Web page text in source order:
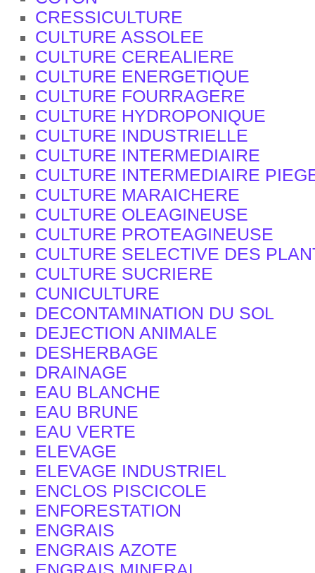
CRESSICULTURE
CULTURE ASSOLEE
CULTURE CEREALIERE
CULTURE ENERGETIQUE
CULTURE FOURRAGERE
CULTURE HYDROPONIQUE
CULTURE INDUSTRIELLE
CULTURE INTERMEDIAIRE
CULTURE INTERMEDIAIRE
CULTURE MARAICHERE
CULTURE OLEAGINEUSE
CULTURE PROTEAGINEUSE
CULTURE SELECTIVE DES
CULTURE SUCRIERE
CUNICULTURE
DECONTAMINATION DU SOL
DEJECTION ANIMALE
DESHERBAGE
DRAINAGE
EAU BLANCHE
EAU BRUNE
EAU VERTE
ELEVAGE
ELEVAGE INDUSTRIEL
ENCLOS PISCICOLE
ENFORESTATION
ENGRAIS
ENGRAIS AZOTE